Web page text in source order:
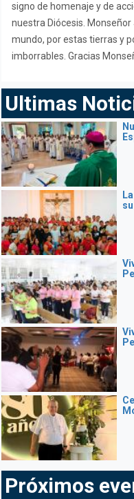
signo de homenaje y de
nuestra Diócesis.
mundo, por estas tierras y
imborrables. Gracias
Ultimas
Próximos